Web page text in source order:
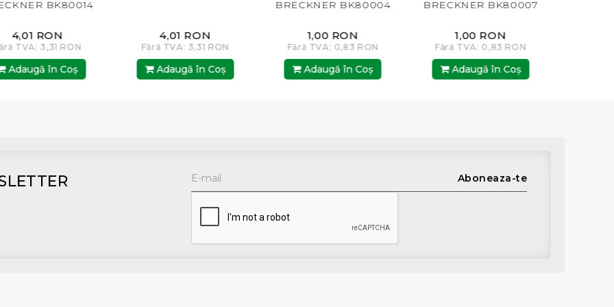
BK80014
4,01 RON
TVA: 3,31 RON
în Coş
4,01 RON
Fără TVA: 3,31 RON
Adaugă în Coş
BRECKNER BK80004
1,00 RON
Fără TVA: 0,83 RON
Adaugă în Coş
BRECKNER BK80007
1,00 RON
Fără TVA: 0,83 RON
Adaugă în Coş
Aboneaza-te